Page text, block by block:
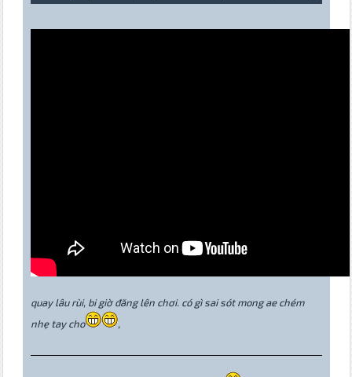
quay lâu rùi, bi giờ đăng lên chơi. có gì sai sót mong ae chém
nhẹ tay cho
,